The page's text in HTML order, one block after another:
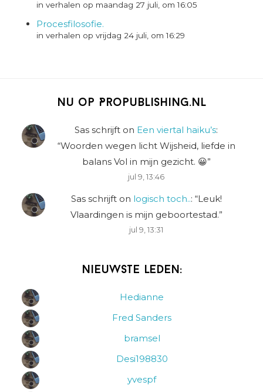
in verhalen op maandag 27 juli, om 16:05
Procesfilosofie.
in verhalen op vrijdag 24 juli, om 16:29
Nu op Propublishing.nl
Sas schrijft on Een viertal haiku’s:
“Woorden wegen licht Wijsheid, liefde in
balans Vol in mijn gezicht. 😀”
jul 9, 13:46
Sas schrijfton logisch toch..: “Leuk!
Vlaardingen is mijn geboortestad.”
jul 9, 13:31
Nieuwste leden:
Hedianne
Fred Sanders
bramsel
Desi198830
yvespf